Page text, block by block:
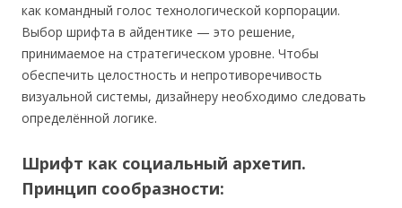
как командный голос технологической корпорации.
Выбор шрифта в айдентике — это решение,
принимаемое на стратегическом уровне. Чтобы
обеспечить целостность и непротиворечивость
визуальной системы, дизайнеру необходимо следовать
определённой логике.
Шрифт как социальный архетип.
Принцип сообразности: